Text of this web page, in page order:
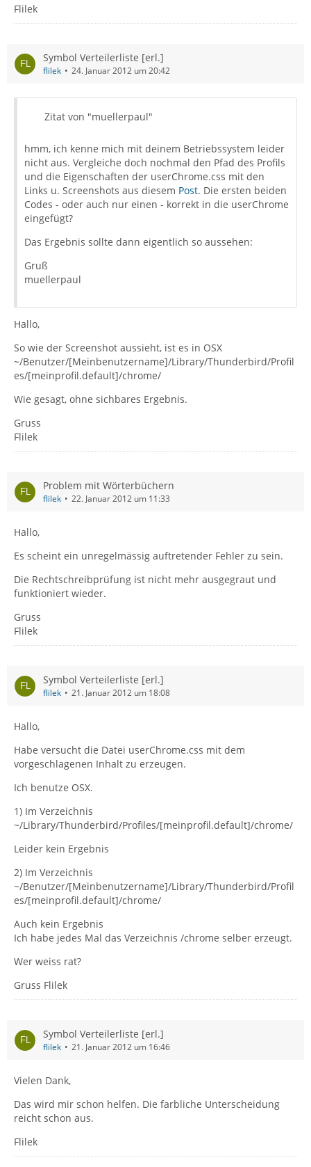
Flilek
Symbol Verteilerliste [erl.]
flilek 24. Januar 2012 um 20:42
Zitat von "muellerpaul"
hmm, ich kenne mich mit deinem Betriebssystem leider
nicht aus. Vergleiche doch nochmal den Pfad des Profils
und die Eigenschaften der userChrome.css mit den
Links u. Screenshots aus diesem Post. Die ersten beiden
Codes - oder auch nur einen - korrekt in die userChrome
eingefügt?
Das Ergebnis sollte dann eigentlich so aussehen:
Gruß
muellerpaul
Hallo,
So wie der Screenshot aussieht, ist es in OSX
~/Benutzer/[Meinbenutzername]/Library/Thunderbird/Profil
es/[meinprofil.default]/chrome/
Wie gesagt, ohne sichbares Ergebnis.
Gruss
Flilek
Problem mit Wörterbüchern
flilek 22. Januar 2012 um 11:33
Hallo,
Es scheint ein unregelmässig auftretender Fehler zu sein.
Die Rechtschreibprüfung ist nicht mehr ausgegraut und
funktioniert wieder.
Gruss
Flilek
Symbol Verteilerliste [erl.]
flilek 21. Januar 2012 um 18:08
Hallo,
Habe versucht die Datei userChrome.css mit dem
vorgeschlagenen Inhalt zu erzeugen.
Ich benutze OSX.
1) Im Verzeichnis
~/Library/Thunderbird/Profiles/[meinprofil.default]/chrome/
Leider kein Ergebnis
2) Im Verzeichnis
~/Benutzer/[Meinbenutzername]/Library/Thunderbird/Profil
es/[meinprofil.default]/chrome/
Auch kein Ergebnis
Ich habe jedes Mal das Verzeichnis /chrome selber erzeugt.
Wer weiss rat?
Gruss Flilek
Symbol Verteilerliste [erl.]
flilek 21. Januar 2012 um 16:46
Vielen Dank,
Das wird mir schon helfen. Die farbliche Unterscheidung
reicht schon aus.
Flilek